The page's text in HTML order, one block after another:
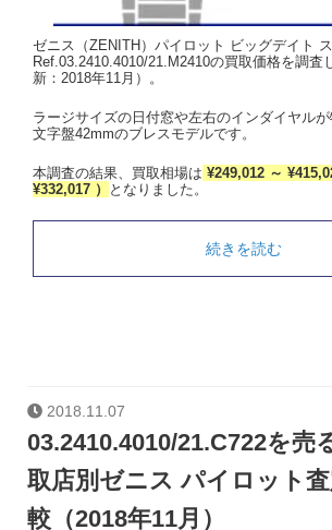
ゼニス（ZENITH）パイロット ビッグデイト
Ref.03.2410.4010/21.M2410の買取価格を調査
新：2018年11月）。
ラージサイズの日付窓や左右のインダイヤル
文字盤42mmのブレスモデルです。
本調査の結果、買取相場は ¥249,012 ～
¥332,017 ）
となりました。
続きを読む
2018.11.07
03.2410.4010/21.C722を売
取店別ゼニス パイロット
較（2018年11月）